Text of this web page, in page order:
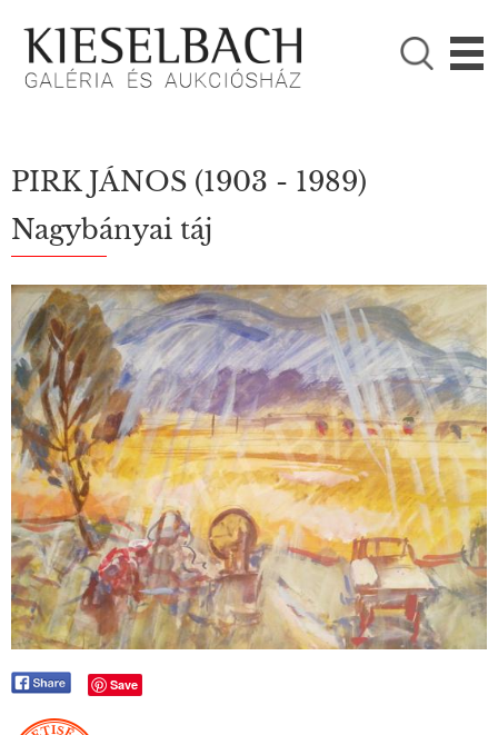

KÉRJÜK VÁLASSZON!
Festmények
PIRK JÁNOS (1903 - 1989)
Nagybányai táj
Save